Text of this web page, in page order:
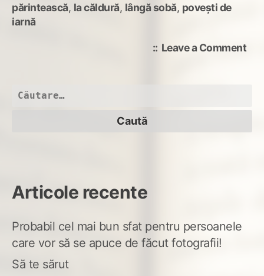
părintească, la căldură, lângă sobă, poveşti de
iarnă
Leave a Commenton
Caută
Articole recente
Probabil cel mai bun sfat pentru persoanele
care vor să se apuce de făcut fotografii!
Să te sărut